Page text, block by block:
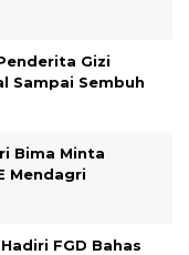
Gizi
Sampai Sembuh
Bima Minta
Mendagri
FGD Bahas